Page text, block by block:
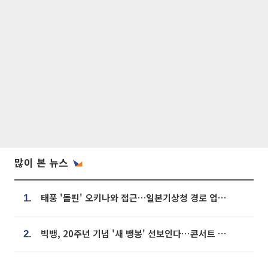
많이 본 뉴스
1. 태풍 '돌핀' 오키나와 접근…일본기상청 경로 업데이트
2. 빅뱅, 20주년 기념 '새 뱅봉' 선보인다⋯콘서트 앞두고 팝업 개최